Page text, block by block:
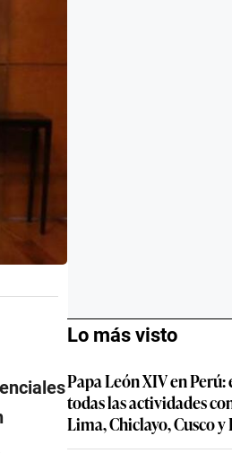
Lo más visto
Papa León XIV en Perú:
todas las actividades
Lima, Chiclayo, Cusco